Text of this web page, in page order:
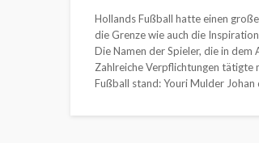
Hollands Fußball hatte einen
die Grenze wie auch die
Die Namen der Spieler, die in dem
Zahlreiche Verpflichtungen tätigte
Fußball stand: Youri Mulder